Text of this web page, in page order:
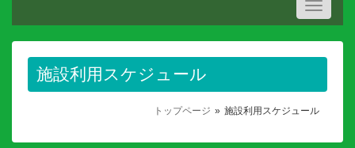
Toggle
施設利用スケジュール
トップページ 施設利用スケジュール